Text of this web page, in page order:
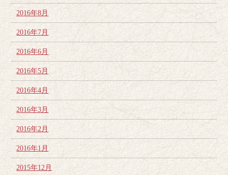
2016年8月
2016年7月
2016年6月
2016年5月
2016年4月
2016年3月
2016年2月
2016年1月
2015年12月